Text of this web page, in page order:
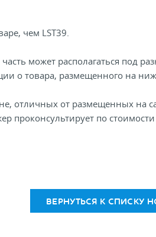
чем LST39.
может располагаться под
о товара, размещенного на
отличных от размещенных на
проконсультирует по
ВЕРНУТЬСЯ К СПИСКУ